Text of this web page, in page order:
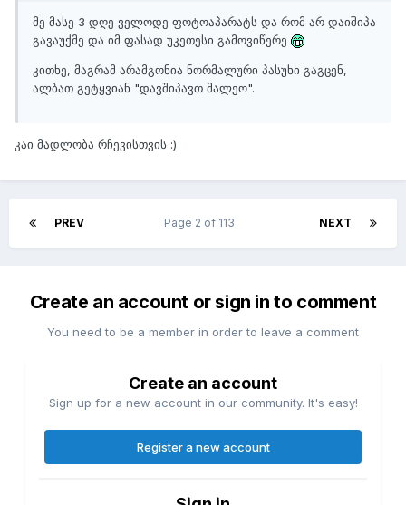
მე მასე 3 დღე ველოდე ფოტოაპარატს და რომ არ დაიშიპა
გავაუქმე და იმ ფასად უკეთესი გამოვიწერე
კითხე, მაგრამ არამგონია ნორმალური პასუხი გაგცენ,
ალბათ გეტყვიან "დავშიპავთ მალეო".
კაი მადლობა რჩევისთვის :)
PREV NEXT
Page 2 of 113
Create an account or sign in to comment
You need to be a member in order to leave a comment
Create an account
Sign up for a new account in our community. It's easy!
Register a new account